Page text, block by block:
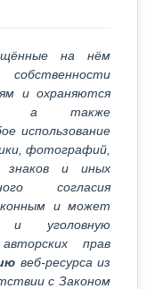
на нём
и охраняются
а также
использование
фотографий,
знаков и иных
согласия
и может
и уголовную
прав
веб-ресурса из
с Законом